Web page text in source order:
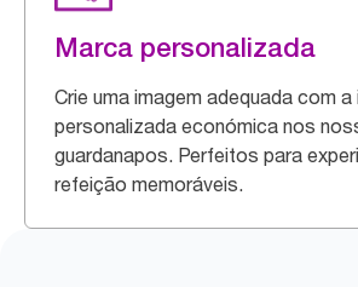
Marca personalizada
Crie uma imagem adequada com
personalizada económica nos
guardanapos. Perfeitos para
refeição memoráveis.